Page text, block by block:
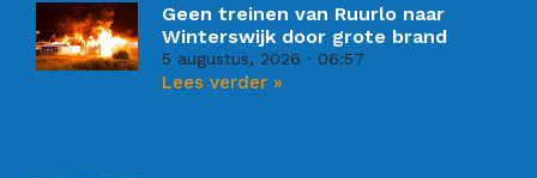
Geen treinen van Ruurlo naar
Winterswijk door grote brand
5 augustus, 2026 06:57
Lees verder »